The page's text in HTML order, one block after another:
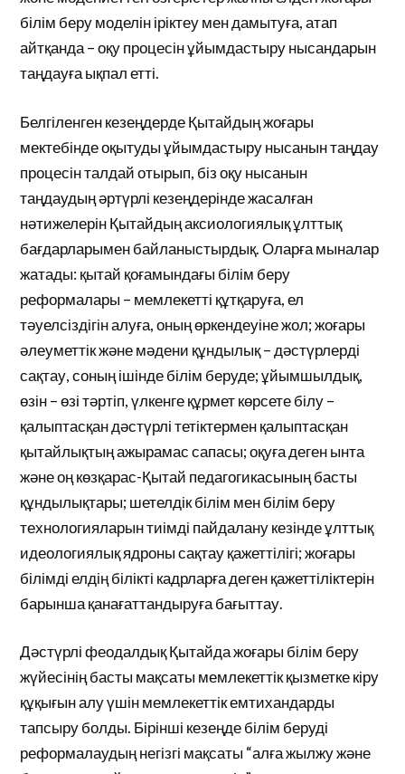
білім беру моделін іріктеу мен дамытуға, атап
айтқанда – оқу процесін ұйымдастыру нысандарын
таңдауға ықпал етті.
Белгіленген кезеңдерде Қытайдың жоғары
мектебінде оқытуды ұйымдастыру нысанын таңдау
процесін талдай отырып, біз оқу нысанын
таңдаудың әртүрлі кезеңдерінде жасалған
нәтижелерін Қытайдың аксиологиялық ұлттық
бағдарларымен байланыстырдық. Оларға мыналар
жатады: қытай қоғамындағы білім беру
реформалары – мемлекетті құтқаруға, ел
тәуелсіздігін алуға, оның өркендеуіне жол; жоғары
әлеуметтік және мәдени құндылық – дәстүрлерді
сақтау, соның ішінде білім беруде; ұйымшылдық,
өзін – өзі тәртіп, үлкенге құрмет көрсете білу –
қалыптасқан дәстүрлі тетіктермен қалыптасқан
қытайлықтың ажырамас сапасы; оқуға деген ынта
және оң көзқарас-Қытай педагогикасының басты
құндылықтары; шетелдік білім мен білім беру
технологияларын тиімді пайдалану кезінде ұлттық
идеологиялық ядроны сақтау қажеттілігі; жоғары
білімді елдің білікті кадрларға деген қажеттіліктерін
барынша қанағаттандыруға бағыттау.
Дәстүрлі феодалдық Қытайда жоғары білім беру
жүйесінің басты мақсаты мемлекеттік қызметке кіру
құқығын алу үшін мемлекеттік емтихандарды
тапсыру болды. Бірінші кезеңде білім беруді
реформалаудың негізгі мақсаты “алға жылжу және